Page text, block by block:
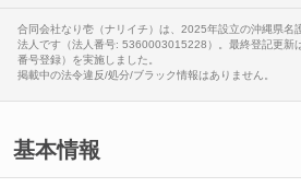
合同会社なり壱（ナリイチ）は、2025年設立の沖縄県名
法人です（法人番号: 5360003015228）。最終登記更新
番号登録）を実施しました。
掲載中の法令違反/処分/ブラック情報はありません。
基本情報